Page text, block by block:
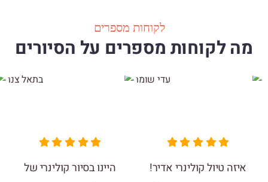
לקוחות מספרים
מה לקוחות מספרים על הסיורים
איזה טיול קולינרי אדיר!
היינו בסיור קולינרי של